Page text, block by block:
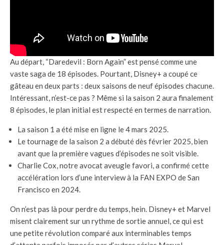
Au départ, “Daredevil : Born Again” est pensé comme une
vaste saga de 18 épisodes. Pourtant, Disney+ a coupé ce
gâteau en deux parts : deux saisons de neuf épisodes chacune.
Intéressant, n’est-ce pas ? Même si la saison 2 aura finalement
8 épisodes, le plan initial est respecté en termes de narration.
La saison 1 a été mise en ligne le 4 mars 2025.
Le tournage de la saison 2 a débuté dès février 2025, bien
avant que la première vagues d’épisodes ne soit visible.
Charlie Cox, notre avocat aveugle favori, a confirmé cette
accélération lors d’une interview à la FAN EXPO de San
Francisco en 2024.
On n’est pas là pour perdre du temps, hein. Disney+ et Marvel
misent clairement sur un rythme de sortie annuel, ce qui est
une petite révolution comparé aux interminables temps